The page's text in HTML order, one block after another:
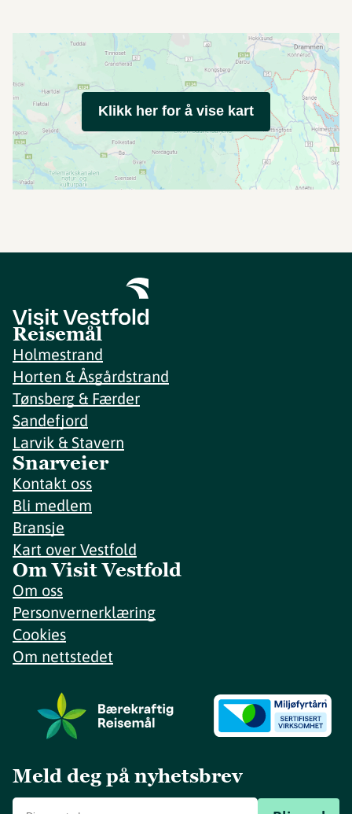
Klikk her for å vise kart
Reisemål
Holmestrand
Horten & Åsgårdstrand
Tønsberg & Færder
Sandefjord
Larvik & Stavern
Snarveier
Kontakt oss
Bli medlem
Bransje
Kart over Vestfold
Om Visit Vestfold
Om oss
Personvernerklæring
Cookies
Om nettstedet
Meld deg på nyhetsbrev